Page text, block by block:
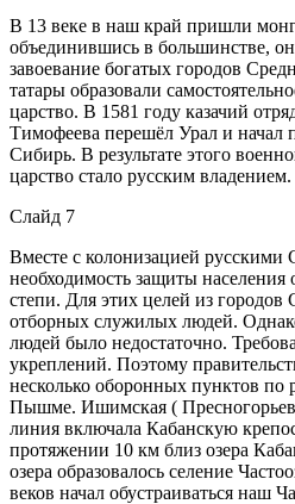
В 13 веке в наш край пришли
объединившись в большинстве,
завоевание богатых городов
татары образовали
царство. В 1581 году казачий
Тимофеева перешёл Урал и начал
Сибирь. В результате этого
царство стало русским владением.
Слайд 7
Вместе с колонизацией русскими
необходимость защиты населения
степи. Для этих целей из
отборных служилых людей.
людей было недостаточно.
укреплений. Поэтому
несколько оборонных пунктов
Пышме. Ишимская (
линия включала Кабанскую
протяжении 10 км близ озера
озера образовалось селение
веков начал обустраиваться наш